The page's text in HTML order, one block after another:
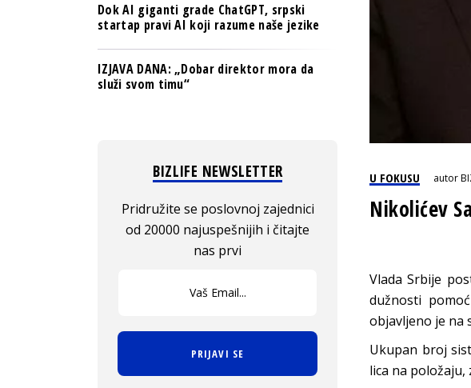
U FOKUSU autor
Nikolićev
Vlada Srbije
dužnosti
objavljeno je na
Ukupan broj
lica na položaju,
Dok AI giganti grade ChatGPT, srpski
startap pravi AI koji razume naše jezike
IZJAVA DANA: „Dobar direktor mora da
služi svom timu“
BIZLIFE NEWSLETTER
Pridružite se poslovnoj zajednici
od 20000 najuspešnijih i čitajte
nas prvi
PRIJAVI SE